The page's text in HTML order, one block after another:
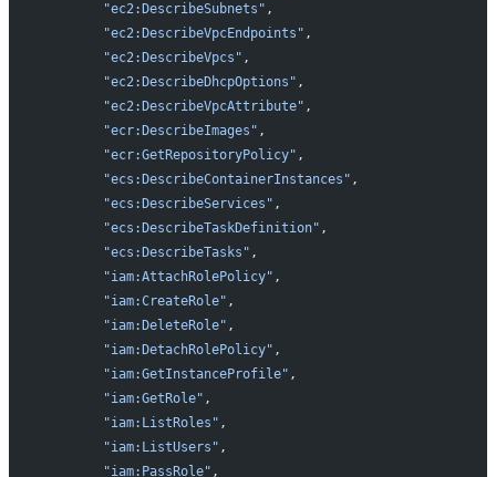
        "ec2:DescribeSubnets"
,
        "ec2:DescribeVpcEndpoints"
,
        "ec2:DescribeVpcs"
,
        "ec2:DescribeDhcpOptions"
,
        "ec2:DescribeVpcAttribute"
,
        "ecr:DescribeImages"
,
        "ecr:GetRepositoryPolicy"
,
        "ecs:DescribeContainerInstances"
,
        "ecs:DescribeServices"
,
        "ecs:DescribeTaskDefinition"
,
        "ecs:DescribeTasks"
,
        "iam:AttachRolePolicy"
,
        "iam:CreateRole"
,
        "iam:DeleteRole"
,
        "iam:DetachRolePolicy"
,
        "iam:GetInstanceProfile"
,
        "iam:GetRole"
,
        "iam:ListRoles"
,
        "iam:ListUsers"
,
        "iam:PassRole"
,